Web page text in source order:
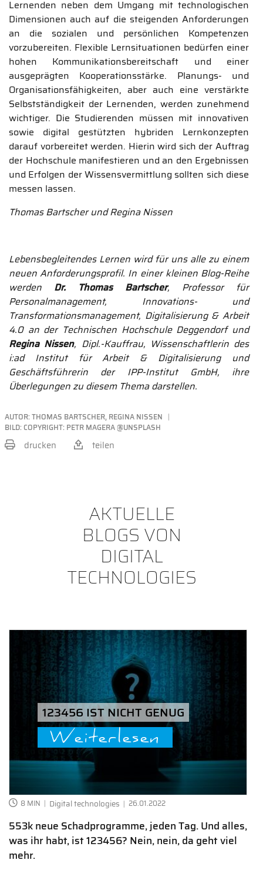
Lernenden neben dem Umgang mit technologischen
Dimensionen auch auf die steigenden Anforderungen
an die sozialen und persönlichen Kompetenzen
vorzubereiten. Flexible Lernsituationen bedürfen einer
hohen Kommunikationsbereitschaft und einer
ausgeprägten Kooperationsstärke. Planungs- und
Organisationsfähigkeiten, aber auch eine verstärkte
Selbstständigkeit der Lernenden, werden zunehmend
wichtiger. Die Studierenden müssen mit innovativen
sowie digital gestützten hybriden Lernkonzepten
darauf vorbereitet werden. Hierin wird sich der Auftrag
der Hochschule manifestieren und an den Ergebnissen
und Erfolgen der Wissensvermittlung sollten sich diese
messen lassen.
Thomas Bartscher und Regina Nissen
Lebensbegleitendes Lernen wird für uns alle zu einem
neuen Anforderungsprofil. In einer kleinen Blog-Reihe
werden Dr. Thomas Bartscher, Professor für
Personalmanagement, Innovations- und
Transformationsmanagement, Digitalisierung & Arbeit
4.0 an der Technischen Hochschule Deggendorf und
Regina Nissen, Dipl.-Kauffrau, Wissenschaftlerin des
i:ad Institut für Arbeit & Digitalisierung und
Geschäftsführerin der IPP-Institut GmbH, ihre
Überlegungen zu diesem Thema darstellen.
AUTOR:THOMAS BARTSCHER, REGINA NISSEN
BILD: COPYRIGHT: PETR MAGERA @UNSPLASH
drucken teilen
AKTUELLE
BLOGS VON
DIGITAL
TECHNOLOGIES
123456 IST NICHT GENUG
Weiterlesen
8 MIN Digital technologies 26.01.2022
553k neue Schadprogramme, jeden Tag. Und alles,
was ihr habt, ist 123456? Nein, nein, da geht viel
mehr.